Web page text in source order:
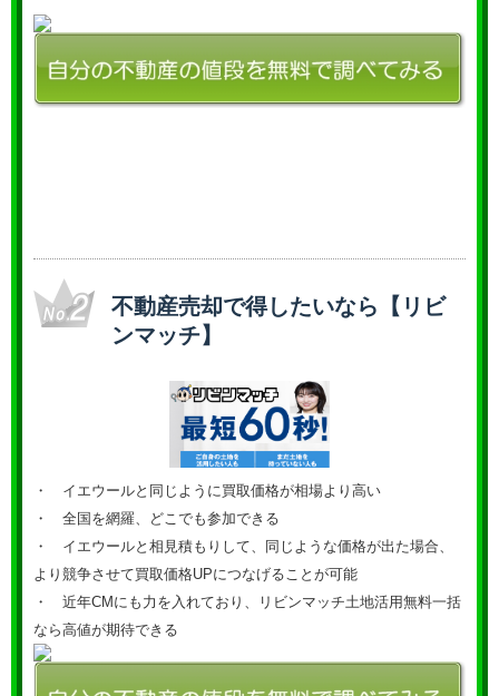
不動産売却で得したいなら【リビ
ンマッチ】
・ イエウールと同じように買取価格が相場より高い
・ 全国を網羅、どこでも参加できる
・ イエウールと相見積もりして、同じような価格が出た場合、
より競争させて買取価格UPにつなげることが可能
・ 近年CMにも力を入れており、リビンマッチ土地活用無料一括
なら高値が期待できる